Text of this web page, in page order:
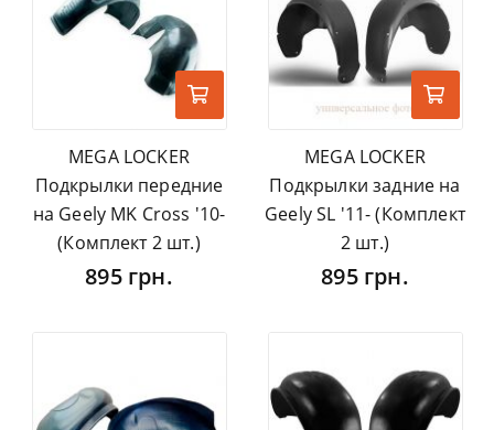
MEGA LOCKER
Подкрылки передние
на Geely MK Cross '10-
(Комплект 2 шт.)
895 грн.
MEGA LOCKER
Подкрылки задние на
Geely SL '11- (Комплект
2 шт.)
895 грн.